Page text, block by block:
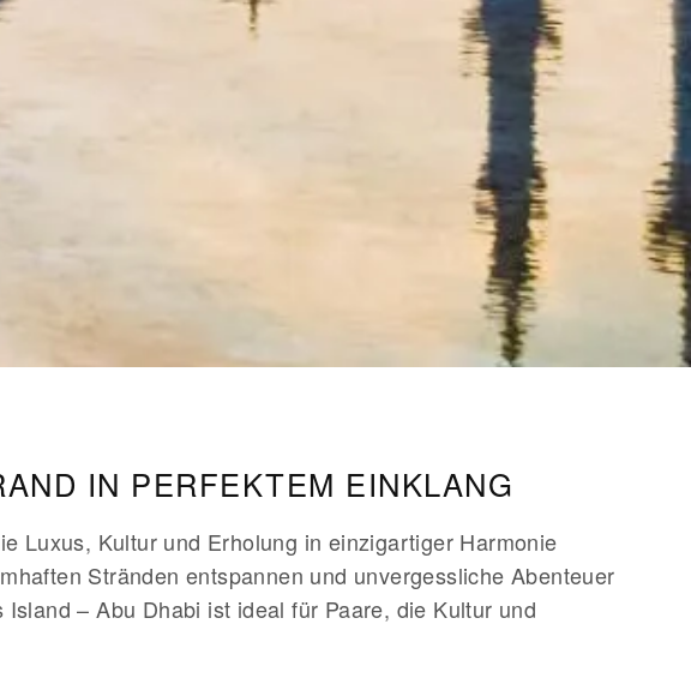
IN PERFEKTEM EINKLANG
Luxus, Kultur und Erholung in einzigartiger Harmonie
Stränden entspannen und unvergessliche Abenteuer
– Abu Dhabi ist ideal für Paare, die Kultur und